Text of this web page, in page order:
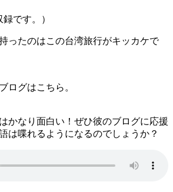
録です。）
ったのはこの台湾旅行がキッカケで
ログはこちら。
かなり面白い！ぜひ彼のブログに応援
は喋れるようになるのでしょうか？